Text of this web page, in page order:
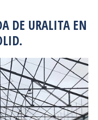
DE URALITA EN